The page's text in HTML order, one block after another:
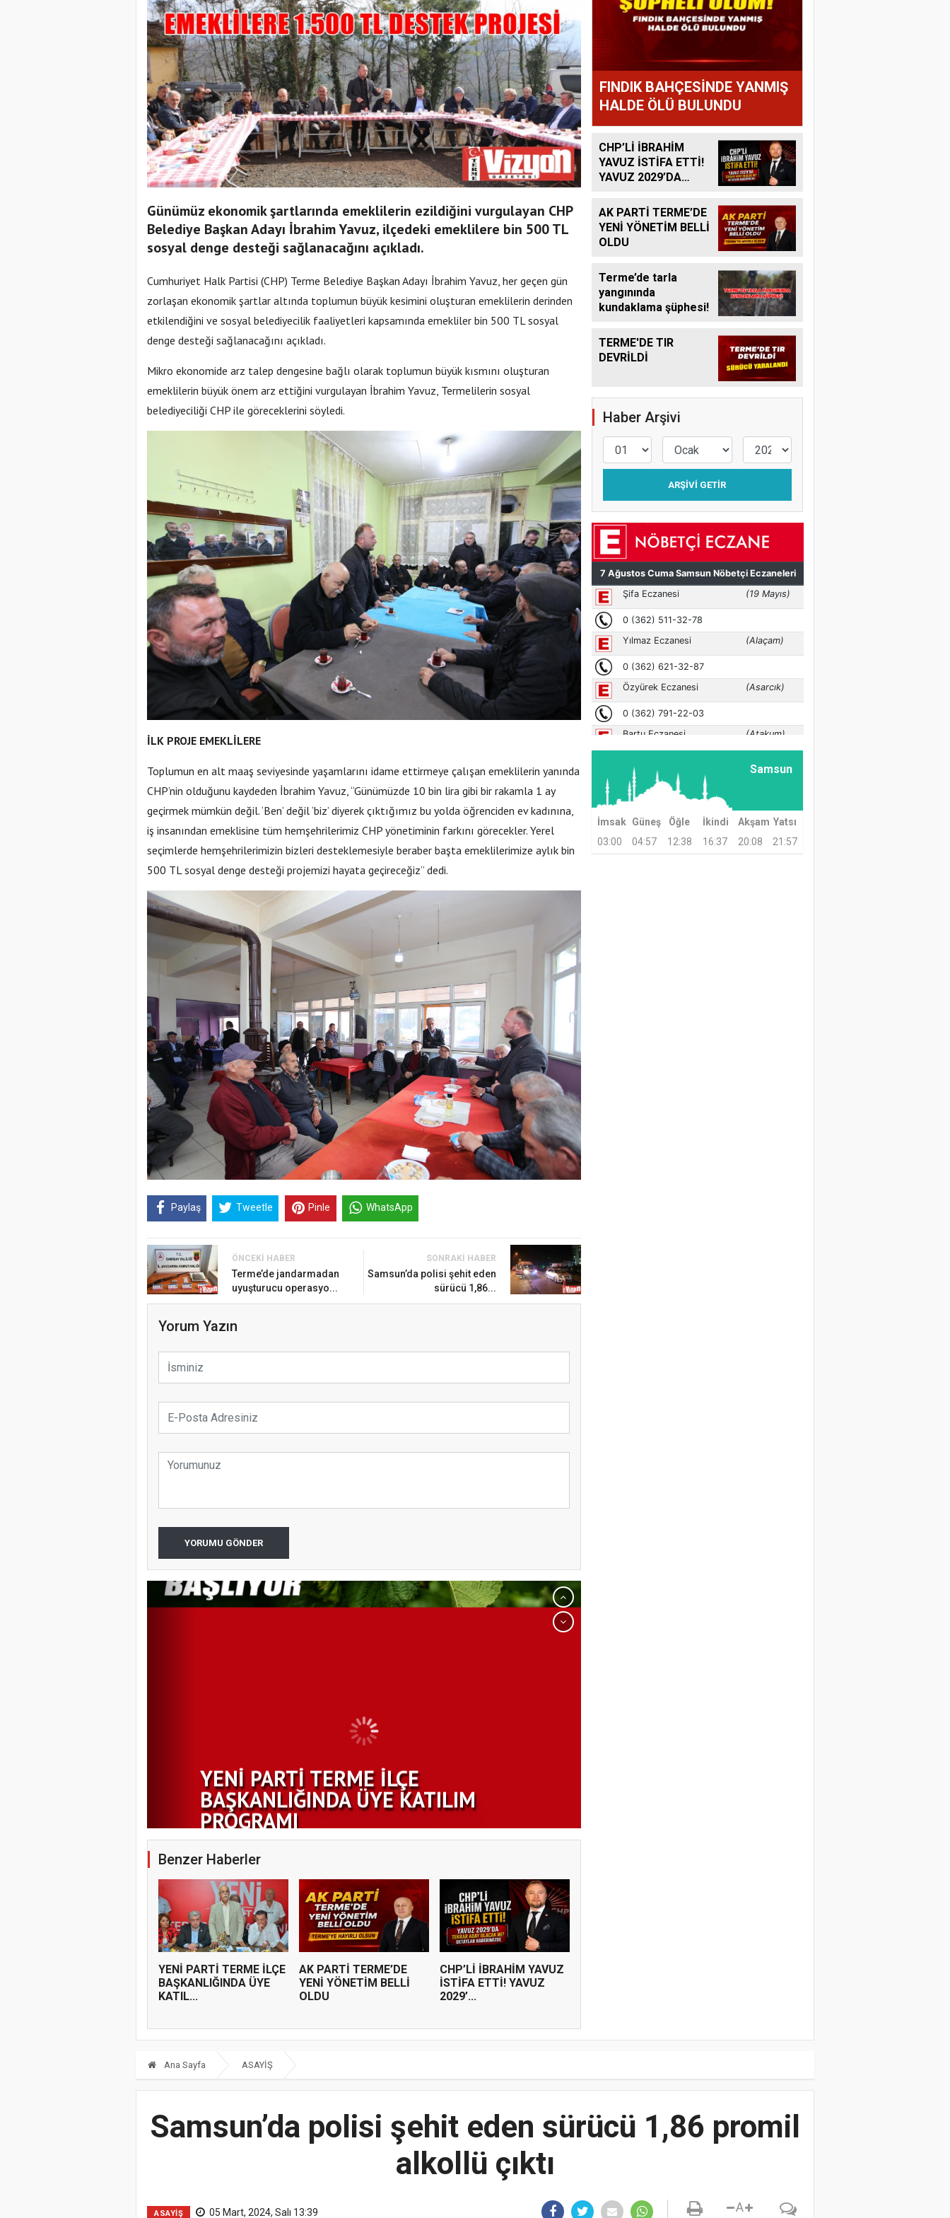
Günümüz ekonomik şartlarında emeklilerin ezildiğini vurgulayan CHP
Belediye Başkan Adayı İbrahim Yavuz, ilçedeki emeklilere bin 500 TL
sosyal denge desteği sağlanacağını açıkladı.
Cumhuriyet Halk Partisi (CHP) Terme Belediye Başkan Adayı İbrahim Yavuz, her geçen gün
zorlaşan ekonomik şartlar altında toplumun büyük kesimini oluşturan emeklilerin derinden
etkilendiğini ve sosyal belediyecilik faaliyetleri kapsamında emekliler bin 500 TL sosyal
denge desteği sağlanacağını açıkladı.
Mikro ekonomide arz talep dengesine bağlı olarak toplumun büyük kısmını oluşturan
emeklilerin büyük önem arz ettiğini vurgulayan İbrahim Yavuz, Termelilerin sosyal
belediyeciliği CHP ile göreceklerini söyledi.
İLK PROJE EMEKLİLERE
Toplumun en alt maaş seviyesinde yaşamlarını idame ettirmeye çalışan emeklilerin yanında
CHP’nin olduğunu kaydeden İbrahim Yavuz, “Günümüzde 10 bin lira gibi bir rakamla 1 ay
geçirmek mümkün değil. ‘Ben’ değil ‘biz’ diyerek çıktığımız bu yolda öğrenciden ev kadınına,
iş insanından emeklisine tüm hemşehrilerimiz CHP yönetiminin farkını görecekler. Yerel
seçimlerde hemşehrilerimizin bizleri desteklemesiyle beraber başta emeklilerimize aylık bin
500 TL sosyal denge desteği projemizi hayata geçireceğiz” dedi.
Paylaş Tweetle Pinle WhatsApp
ÖNCEKI HABER
Terme’de jandarmadan
uyuşturucu operasyo...
SONRAKI HABER
Samsun’da polisi şehit eden
sürücü 1,86...
Yorum Yazın
YORUMU GÖNDER
YENİ PARTİ TERME İLÇE
BAŞKANLIĞINDA ÜYE KATILIM
PROGRAMI
Benzer Haberler
YENİ PARTİ TERME İLÇE
BAŞKANLIĞINDA ÜYE
KATIL...
AK PARTİ TERME’DE
YENİ YÖNETİM BELLİ
OLDU
CHP’Lİ İBRAHİM YAVUZ
İSTİFA ETTİ! YAVUZ
2029’...
FINDIK BAHÇESİNDE YANMIŞ
HALDE ÖLÜ BULUNDU
CHP’Lİ İBRAHİM
YAVUZ İSTİFA ETTİ!
YAVUZ 2029’DA
OLACAK MI?
AK PARTİ TERME’DE
YENİ YÖNETİM BELLİ
OLDU
Terme’de tarla
yangınında
kundaklama şüphesi!
TERME'DE TIR
DEVRİLDİ
Haber Arşivi
ARŞIVI GETIR
Samsun
İmsak Güneş Öğle İkindi Akşam Yatsı
03:00
04:57 12:38 16:37 20:08 21:57
Ana Sayfa ASAYİŞ
Samsun’da polisi şehit eden sürücü 1,86 promil
alkollü çıktı
ASAYİŞ 05 Mart, 2024, Salı 13:39 A